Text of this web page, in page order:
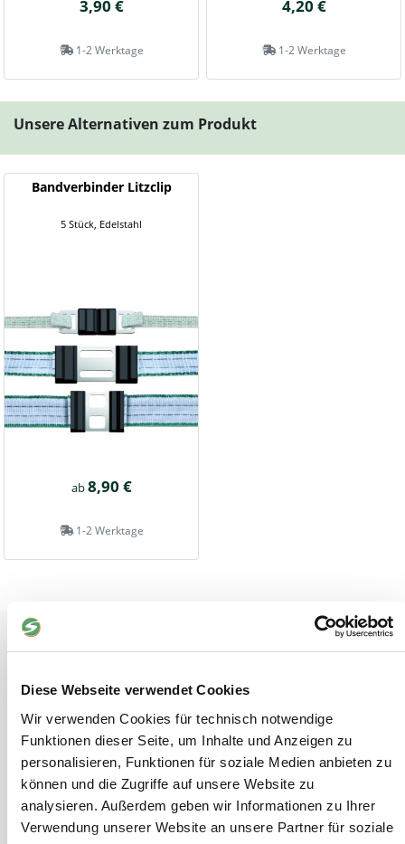
Diese Webseite verwendet Cookies
Wir verwenden Cookies für technisch notwendige
Funktionen dieser Seite, um Inhalte und Anzeigen zu
personalisieren, Funktionen für soziale Medien anbieten zu
können und die Zugriffe auf unsere Website zu
analysieren. Außerdem geben wir Informationen zu Ihrer
Verwendung unserer Website an unsere Partner für soziale
3,90 €
1-2 Werktage
4,20 €
1-2 Werktage
Unsere Alternativen zum Produkt
Bandverbinder Litzclip
5 Stück, Edelstahl
ab8,90 €
1-2 Werktage
Tiere
Wasserversorgung für Weidetiere
Euronetz
Zubereitung Melasseschnitzel für Pferde
Hobby-Farming
Grundlagen der Hühnerhaltung
Tiere Landwirtschaft
Desinfektionsmittel
Geflügeltränken Ratgeber